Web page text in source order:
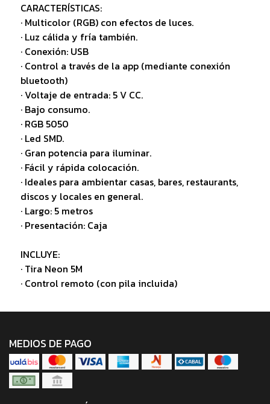
CARACTERÍSTICAS:
· Multicolor (RGB) con efectos de luces.
· Luz cálida y fría también.
· Conexión: USB
· Control a través de la app (mediante conexión
bluetooth)
· Voltaje de entrada: 5 V CC.
· Bajo consumo.
· RGB 5050
· Led SMD.
· Gran potencia para iluminar.
· Fácil y rápida colocación.
· Ideales para ambientar casas, bares, restaurants,
discos y locales en general.
· Largo: 5 metros
· Presentación: Caja
INCLUYE:
· Tira Neon 5M
· Control remoto (con pila incluida)
MEDIOS DE PAGO